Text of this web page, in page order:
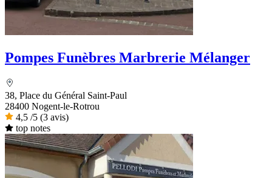
Pompes Funèbres Marbrerie Mélanger
38, Place du Général Saint-Paul
28400 Nogent-le-Rotrou
4,5 /5 (3 avis)
top notes